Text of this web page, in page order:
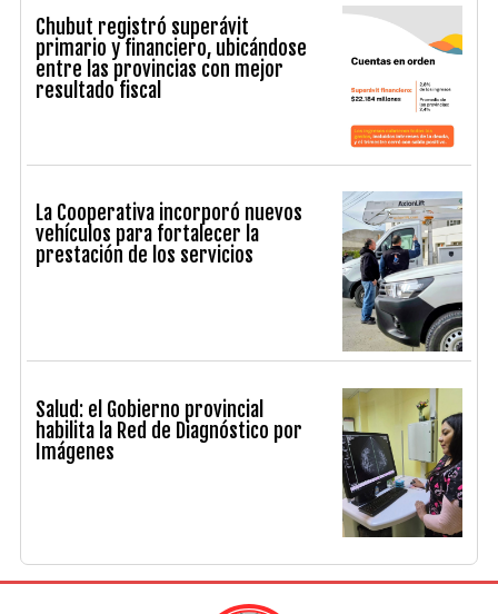
Chubut registró superávit
primario y financiero, ubicándose
entre las provincias con mejor
resultado fiscal
La Cooperativa incorporó nuevos
vehículos para fortalecer la
prestación de los servicios
Salud: el Gobierno provincial
habilita la Red de Diagnóstico por
Imágenes